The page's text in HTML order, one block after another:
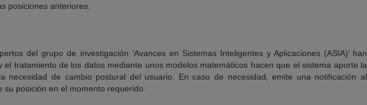
posiciones anteriores.
del grupo de investigación ‘Avances en Sistemas Inteligentes y Aplicaciones (ASIA)’ han
el tratamiento de los datos mediante unos modelos matemáticos hacen que el sistema aporte la
necesidad de cambio postural del usuario. En caso de necesidad, emite una notificación al
posición en el momento requerido.